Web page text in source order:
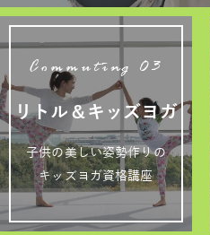
Commuting 03
リトル＆キッズヨガ
子供の美しい姿勢作りの
キッズヨガ資格講座